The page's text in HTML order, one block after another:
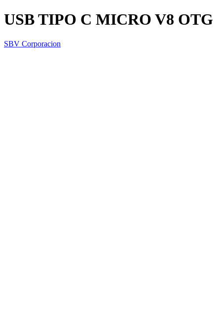
USB TIPO C MICRO V8 OTG
SBV Corporacion